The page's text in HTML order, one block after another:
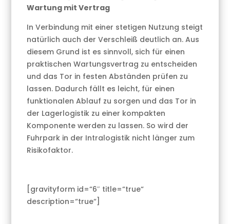
Wartung mit Vertrag
In Verbindung mit einer stetigen Nutzung steigt
natürlich auch der Verschleiß deutlich an. Aus
diesem Grund ist es sinnvoll, sich für einen
praktischen Wartungsvertrag zu entscheiden
und das Tor in festen Abständen prüfen zu
lassen. Dadurch fällt es leicht, für einen
funktionalen Ablauf zu sorgen und das Tor in
der Lagerlogistik zu einer kompakten
Komponente werden zu lassen. So wird der
Fuhrpark in der Intralogistik nicht länger zum
Risikofaktor.
[gravityform id=“6″ title=“true“
description=“true“]